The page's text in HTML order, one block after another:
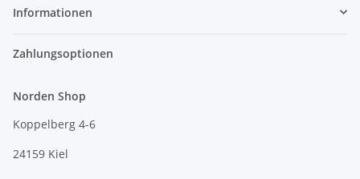
Informationen
Zahlungsoptionen
Norden Shop
Koppelberg 4-6
24159 Kiel